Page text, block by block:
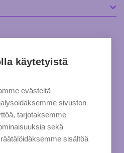
käytetyistä
evästeitä
sivuston
tarjotaksemme
sekä
sisältöä